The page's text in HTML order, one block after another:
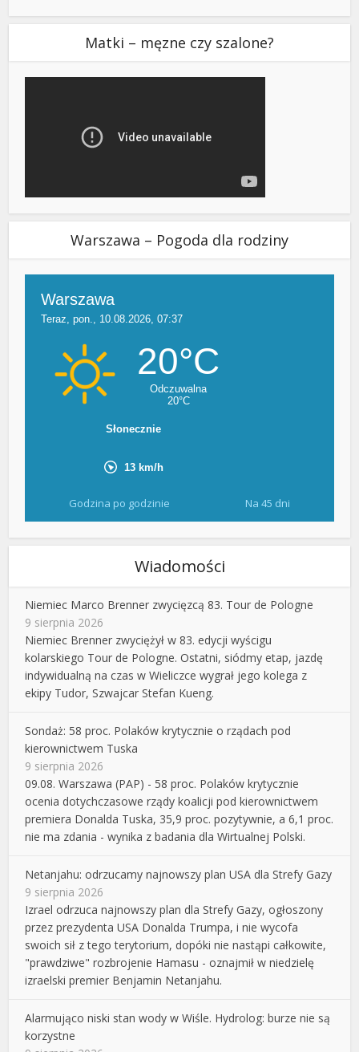
Matki – męzne czy szalone?
Warszawa – Pogoda dla rodziny
Godzina po godzinie Na 45 dni
Wiadomości
Niemiec Marco Brenner zwycięzcą 83. Tour de Pologne
9 sierpnia 2026
Niemiec Brenner zwyciężył w 83. edycji wyścigu
kolarskiego Tour de Pologne. Ostatni, siódmy etap, jazdę
indywidualną na czas w Wieliczce wygrał jego kolega z
ekipy Tudor, Szwajcar Stefan Kueng.
Sondaż: 58 proc. Polaków krytycznie o rządach pod
kierownictwem Tuska
9 sierpnia 2026
09.08. Warszawa (PAP) - 58 proc. Polaków krytycznie
ocenia dotychczasowe rządy koalicji pod kierownictwem
premiera Donalda Tuska, 35,9 proc. pozytywnie, a 6,1 proc.
nie ma zdania - wynika z badania dla Wirtualnej Polski.
Netanjahu: odrzucamy najnowszy plan USA dla Strefy Gazy
9 sierpnia 2026
Izrael odrzuca najnowszy plan dla Strefy Gazy, ogłoszony
przez prezydenta USA Donalda Trumpa, i nie wycofa
swoich sił z tego terytorium, dopóki nie nastąpi całkowite,
"prawdziwe" rozbrojenie Hamasu - oznajmił w niedzielę
izraelski premier Benjamin Netanjahu.
Alarmująco niski stan wody w Wiśle. Hydrolog: burze nie są
korzystne